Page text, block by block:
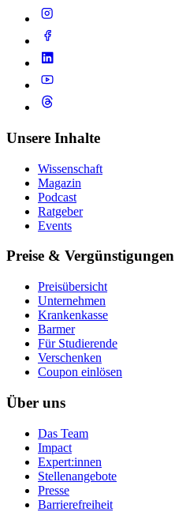
Unsere Inhalte
Wissenschaft
Magazin
Podcast
Ratgeber
Events
Preise & Vergünstigungen
Preisübersicht
Unternehmen
Krankenkasse
Barmer
Für Studierende
Ver­schen­ken
Coupon einlösen
Über uns
Das Team
Impact
Expert:innen
Stellenangebote
Presse
Barrierefreiheit